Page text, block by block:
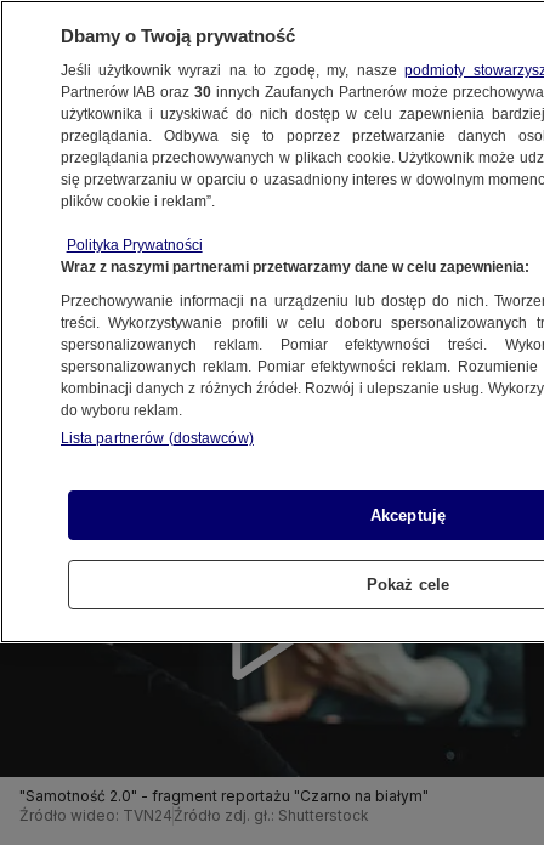
ZDROWIE
ZDROWIE
Seksuolog: tego nie daje żadna relacja
Oprac.Agata Daniluk
16.06.2026, 11:18
Posłuchaj artykułu
Czyta lektor AI
"Samotność 2.0" - fragment reportażu "Czarno na białym"
Źródło wideo: TVN24 Źródło zdj. gł.: Shutterstock
Dbamy o Twoją prywatność
Jeśli użytkownik wyrazi na to zgodę, my, naszepodmioty
Partnerów IAB oraz30 innych Zaufanych Partnerów może
użytkownika i uzyskiwać do nich dostęp w celu zapewnienia
przeglądania. Odbywa się to poprzez przetwarzanie danych
przeglądania przechowywanych w plikach cookie. Użytkownik może
się przetwarzaniu w oparciu o uzasadniony interes w dowolnym
plików cookie i reklam”.
Polityka Prywatności
Wraz z naszymi partnerami przetwarzamy dane w celu zapewnienia:
Przechowywanie informacji na urządzeniu lub dostęp do nich.
treści. Wykorzystywanie profili w celu doboru spersonalizowanych
spersonalizowanych reklam. Pomiar efektywności treści.
spersonalizowanych reklam. Pomiar efektywności reklam.
kombinacji danych z różnych źródeł. Rozwój i ulepszanie usług.
do wyboru reklam.
Lista partnerów (dostawców)
Akceptuję
Pokaż cele